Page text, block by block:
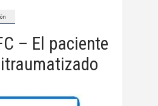
– El paciente